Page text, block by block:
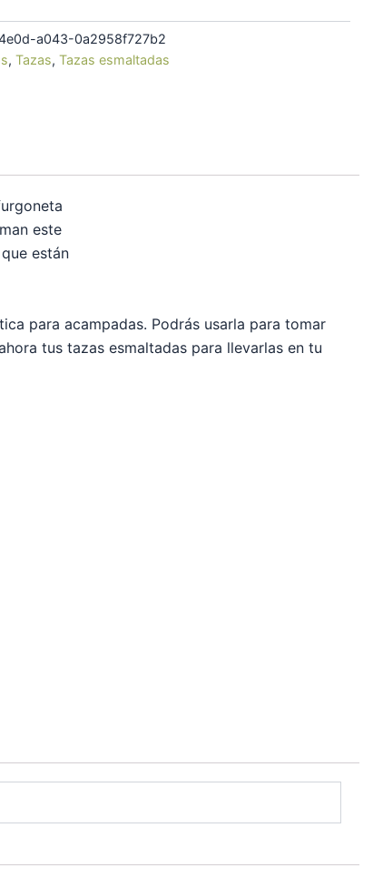
a043-0a2958f727b2
, Tazas, Tazas esmaltadas
este
están
para acampadas. Podrás usarla para tomar
tus tazas esmaltadas para llevarlas en tu